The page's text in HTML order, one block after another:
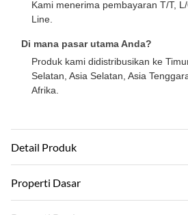
Kami menerima pembayaran T/T,
Line.
Di mana pasar utama Anda?
Produk kami didistribusikan ke
Selatan, Asia Selatan, Asia
Afrika.
Detail Produk
Material:
Properti Dasar